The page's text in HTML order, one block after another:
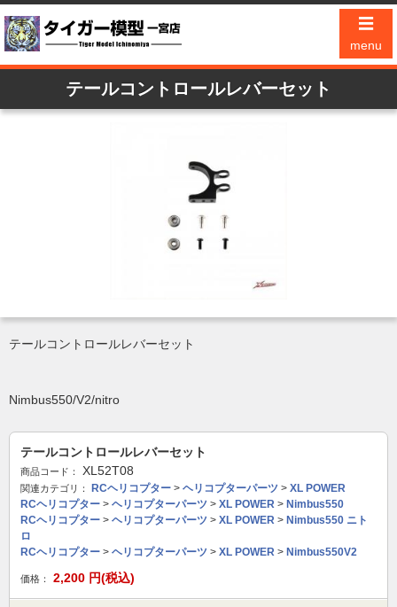
☰
menu
テールコントロールレバーセット
テールコントロールレバーセット
Nimbus550/V2/nitro
テールコントロールレバーセット
商品コード： XL52T08
関連カテゴリ： RCヘリコプター > ヘリコプターパーツ > XL POWER
RCヘリコプター > ヘリコプターパーツ > XL POWER > Nimbus550
RCヘリコプター > ヘリコプターパーツ > XL POWER > Nimbus550 ニト
ロ
RCヘリコプター > ヘリコプターパーツ > XL POWER > Nimbus550V2
価格： 2,200 円(税込)